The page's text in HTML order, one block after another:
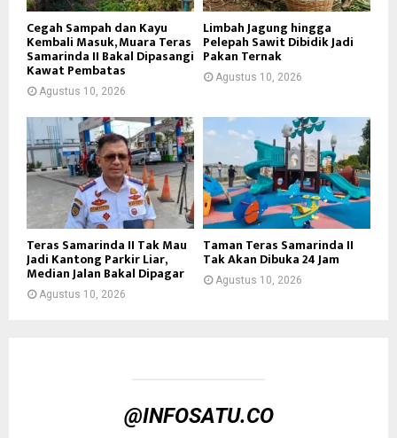
Cegah Sampah dan Kayu
Kembali Masuk, Muara Teras
Samarinda II Bakal Dipasangi
Kawat Pembatas
Agustus 10, 2026
Limbah Jagung hingga
Pelepah Sawit Dibidik Jadi
Pakan Ternak
Agustus 10, 2026
Teras Samarinda II Tak Mau
Jadi Kantong Parkir Liar,
Median Jalan Bakal Dipagar
Agustus 10, 2026
Taman Teras Samarinda II
Tak Akan Dibuka 24 Jam
Agustus 10, 2026
@INFOSATU.CO